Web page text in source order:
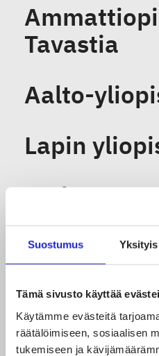
Suostumus
Tämä sivusto käyttää
Käytämme evästeitä
räätälöimiseen, sosiaalisen
tukemiseen ja
Tavastia
Aalto-
Lapin
Turku AMK
Hämeen
HAMK